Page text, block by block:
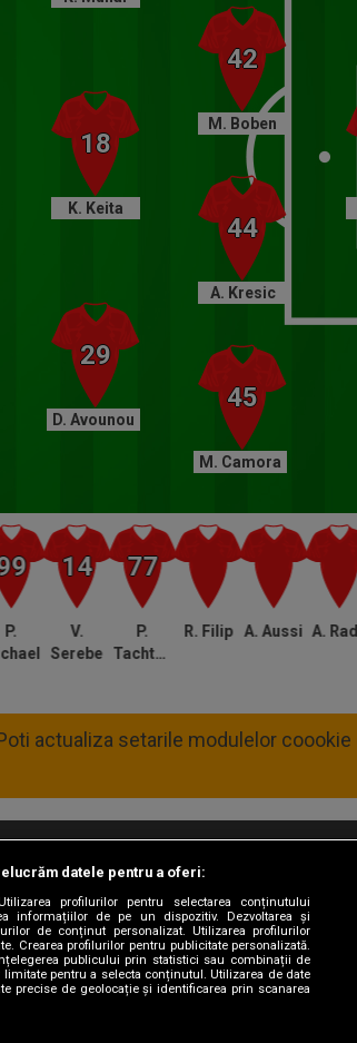
Cojocaru a reușit dubla,
a scăpat pe contraatac cu
fundașii lui CFR Cluj.
77
Gol CFR Cluj
Otele a redus din
șut pe jos din interiorul
73
Schimbare Farul
Dănuleasă a intrat în
72
Schimbare Farul
Queiros a fost înlocuit de
Nedelcu.
67
Gol Farul
Constantin Grameni a
execuție superbă.
64
Cartonaş galben Farul
Grigoryan a primit
galben.
galben pentru tragere
Popescu.
60
Ocazie CFR Cluj
Gustavo Marins a scos
de pe linia porții, iar
rămâne neschimbat.
M. Boben
A. Kresic
M. Camora
K. Keita
D. Avounou
A.
A. Aussi
R. Filip
P.
Tachtsidis
V.
Serebe
P.
actualiza setarile modulelor
Sport Contact/Info Codul etic
datele pentru a oferi:
profilurilor pentru selectarea conținutului
informațiilor de pe un dispozitiv. Dezvoltarea și
de conținut personalizat. Utilizarea profilurilor
Crearea profilurilor pentru publicitate personalizată.
publicului prin statistici sau combinații de
pentru a selecta conținutul. Utilizarea de date
precise de geolocație și identificarea prin scanarea